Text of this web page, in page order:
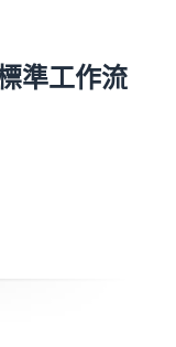
準工作流